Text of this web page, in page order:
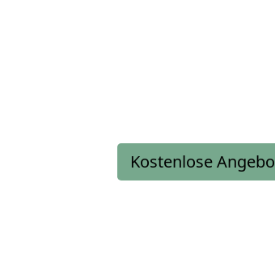
Kostenlose